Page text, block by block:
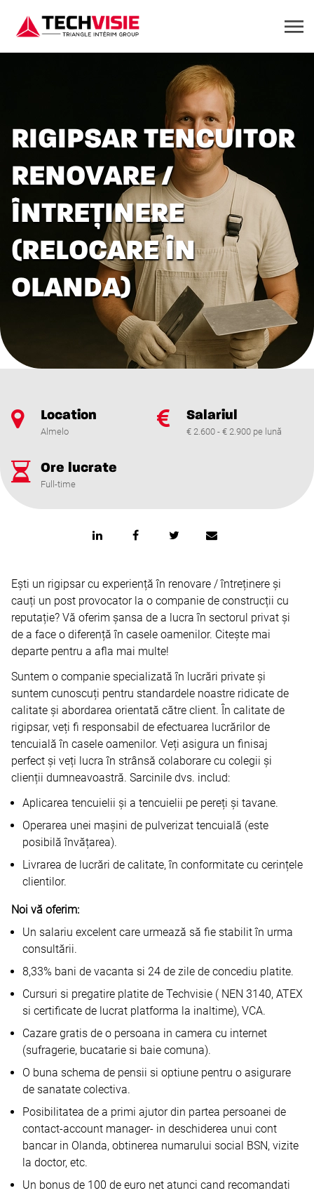
RIGIPSAR TENCUITOR
RENOVARE /
ÎNTREȚINERE
(RELOCARE ÎN
OLANDA)
Location
Almelo
Salariul
€ 2.600 - € 2.900 pe lună
Ore lucrate
Full-time
Ești un rigipsar cu experiență în renovare / întreținere și
cauți un post provocator la o companie de construcții cu
reputație? Vă oferim șansa de a lucra în sectorul privat și
de a face o diferență în casele oamenilor. Citește mai
departe pentru a afla mai multe!
Suntem o companie specializată în lucrări private și
suntem cunoscuți pentru standardele noastre ridicate de
calitate și abordarea orientată către client. În calitate de
rigipsar, veți fi responsabil de efectuarea lucrărilor de
tencuială în casele oamenilor. Veți asigura un finisaj
perfect și veți lucra în strânsă colaborare cu colegii și
clienții dumneavoastră. Sarcinile dvs. includ:
Aplicarea tencuielii și a tencuielii pe pereți și tavane.
Operarea unei mașini de pulverizat tencuială (este
posibilă învățarea).
Livrarea de lucrări de calitate, în conformitate cu cerințele
clientilor.
Noi vă oferim:
Un salariu excelent care urmează să fie stabilit în urma
consultării.
8,33% bani de vacanta si 24 de zile de concediu platite.
Cursuri si pregatire platite de Techvisie ( NEN 3140, ATEX
si certificate de lucrat platforma la inaltime), VCA.
Cazare gratis de o persoana in camera cu internet
(sufragerie, bucatarie si baie comuna).
O buna schema de pensii si optiune pentru o asigurare
de sanatate colectiva.
Posibilitatea de a primi ajutor din partea persoanei de
contact-account manager- in deschiderea unui cont
bancar in Olanda, obtinerea numarului social BSN, vizite
la doctor, etc.
Un bonus de 100 de euro net atunci cand recomandati